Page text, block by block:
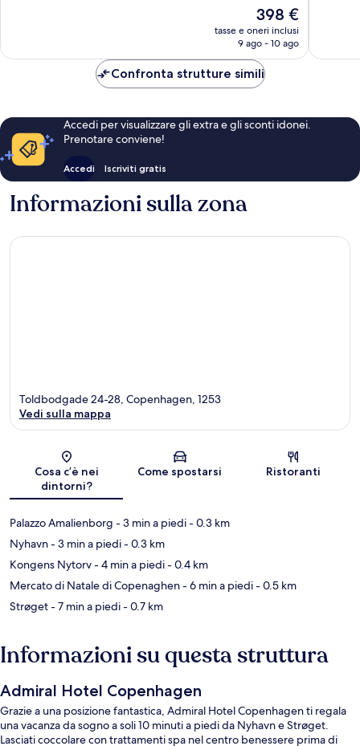
Il
prezzo
attuale
398 €
398 €
tasse e oneri inclusi
9 ago - 10 ago
Confronta strutture simili
Accedi per visualizzare gli extra e gli sconti idonei.
Prenotare conviene!
Accedi Iscriviti gratis
Informazioni sulla zona
Mappa
Toldbodgade 24-28, Copenhagen, 1253
Vedi sulla mappa
Cosa c’è nei
dintorni?
Come spostarsi Ristoranti
Palazzo Amalienborg - 3 min a piedi- 0.3 km
Nyhavn- 3 min a piedi- 0.3 km
Kongens Nytorv- 4 min a piedi- 0.4 km
Mercato di Natale di Copenaghen- 6 min a piedi- 0.5 km
Strøget- 7 min a piedi- 0.7 km
Informazioni su questa struttura
Admiral Hotel Copenhagen
Grazie a una posizione fantastica, Admiral Hotel Copenhagen ti regala
una vacanza da sogno a soli 10 minuti a piedi da Nyhavn e Strøget.
Lasciati coccolare con trattamenti spa nel centro benessere prima di